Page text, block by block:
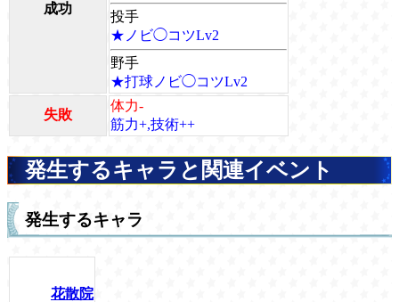
成功
投手
★ノビ◯コツLv2
野手
★打球ノビ◯コツLv2
失敗
体力-
筋力+,技術++
発生するキャラと関連イベント
発生するキャラ
花散院